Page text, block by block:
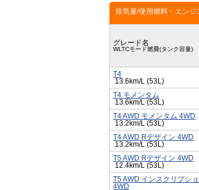
排気量/使用燃料・エン
グレード名
WLTCモード燃費(タンク容量)
T4
13.6km/L (53L)
T4 モメンタム
13.6km/L (53L)
T4 AWD モメンタム 4WD
13.2km/L (53L)
T4 AWD Rデザイン 4WD
13.2km/L (53L)
T5 AWD Rデザイン 4WD
12.4km/L (53L)
T5 AWD インスクリプシ
4WD